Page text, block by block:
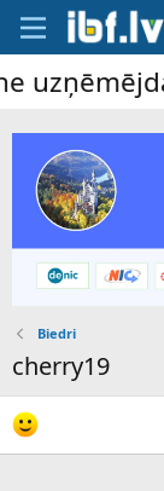
Biedri
cherry19